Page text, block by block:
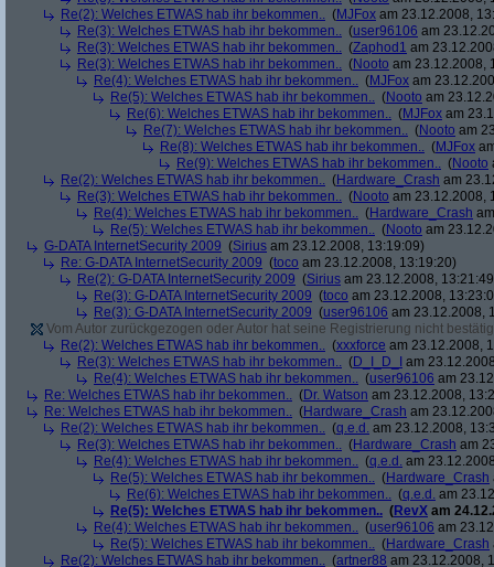
Re(2): Welches ETWAS hab ihr bekommen.. (MJFox am 23.12.2008,
Re(3): Welches ETWAS hab ihr bekommen.. (user96106 am
Re(3): Welches ETWAS hab ihr bekommen.. (Zaphod1 am
Re(3): Welches ETWAS hab ihr bekommen.. (Nooto am 23.12.2008,
Re(4): Welches ETWAS hab ihr bekommen.. (MJFox am
Re(5): Welches ETWAS hab ihr bekommen.. (Nooto am
Re(6): Welches ETWAS hab ihr bekommen.. (MJFox am
Re(7): Welches ETWAS hab ihr bekommen.. (Nooto am
Re(8): Welches ETWAS hab ihr bekommen.. (MJFox
Re(9): Welches ETWAS hab ihr bekommen.. (Nooto
Re(2): Welches ETWAS hab ihr bekommen.. (Hardware_Crash am
Re(3): Welches ETWAS hab ihr bekommen.. (Nooto am 23.12.2008,
Re(4): Welches ETWAS hab ihr bekommen.. (Hardware_Crash
Re(5): Welches ETWAS hab ihr bekommen.. (Nooto am
G-DATA InternetSecurity 2009 (Sirius am 23.12.2008, 13:19:09)
Re: G-DATA InternetSecurity 2009 (toco am 23.12.2008, 13:19:20)
Re(2): G-DATA InternetSecurity 2009 (Sirius am 23.12.2008,
Re(3): G-DATA InternetSecurity 2009 (toco am 23.12.2008,
Re(3): G-DATA InternetSecurity 2009 (user96106 am 23.12.2008,
Vom Autor zurückgezogen oder Autor hat seine Registrierung nicht
Re(2): Welches ETWAS hab ihr bekommen.. (xxxforce am 23.12.2008,
Re(3): Welches ETWAS hab ihr bekommen.. (D_I_D_I
am
Re(4): Welches ETWAS hab ihr bekommen.. (user96106 am
Re: Welches ETWAS hab ihr bekommen.. (Dr. Watson am 23.12.2008,
Re: Welches ETWAS hab ihr bekommen.. (Hardware_Crash am
Re(2): Welches ETWAS hab ihr bekommen.. (q.e.d. am 23.12.2008,
Re(3): Welches ETWAS hab ihr bekommen.. (Hardware_Crash am
Re(4): Welches ETWAS hab ihr bekommen.. (q.e.d. am
Re(5): Welches ETWAS hab ihr bekommen.. (Hardware_Crash
Re(6): Welches ETWAS hab ihr bekommen.. (q.e.d. am
Re(5): Welches ETWAS hab ihr bekommen.. (RevX am
Re(4): Welches ETWAS hab ihr bekommen.. (user96106 am
Re(5): Welches ETWAS hab ihr bekommen.. (Hardware_Crash
Re(2): Welches ETWAS hab ihr bekommen.. (artner88 am 23.12.2008,